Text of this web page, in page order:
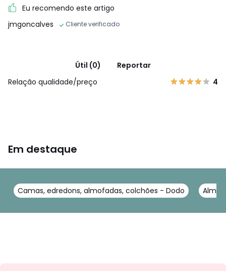
Eu recomendo este artigo
jmgoncalves
Cliente verificado
Útil (0)
Reportar
Relação qualidade/preço
4
Em destaque
Camas, edredons, almofadas, colchões - Dodo